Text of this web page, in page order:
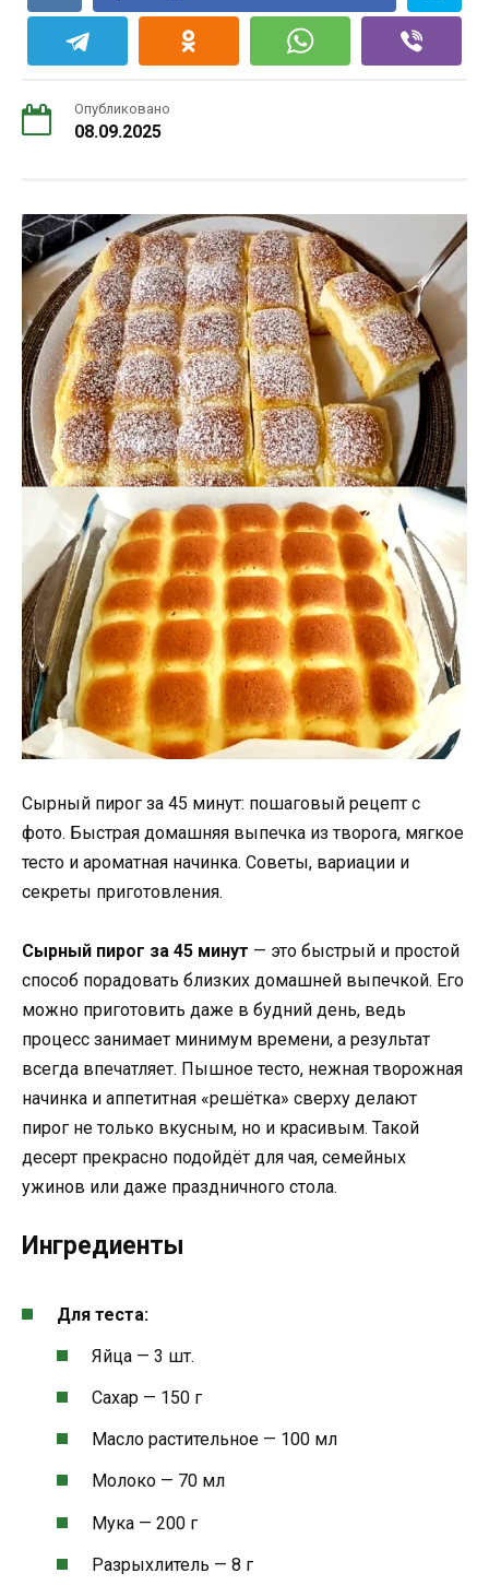
Опубликовано
08.09.2025
Сырный пирог за 45 минут: пошаговый рецепт с
фото. Быстрая домашняя выпечка из творога, мягкое
тесто и ароматная начинка. Советы, вариации и
секреты приготовления.
Сырный пирог за 45 минут — это быстрый и простой
способ порадовать близких домашней выпечкой. Его
можно приготовить даже в будний день, ведь
процесс занимает минимум времени, а результат
всегда впечатляет. Пышное тесто, нежная творожная
начинка и аппетитная «решётка» сверху делают
пирог не только вкусным, но и красивым. Такой
десерт прекрасно подойдёт для чая, семейных
ужинов или даже праздничного стола.
Ингредиенты
Для теста:
Яйца — 3 шт.
Сахар — 150 г
Масло растительное — 100 мл
Молоко — 70 мл
Мука — 200 г
Разрыхлитель — 8 г